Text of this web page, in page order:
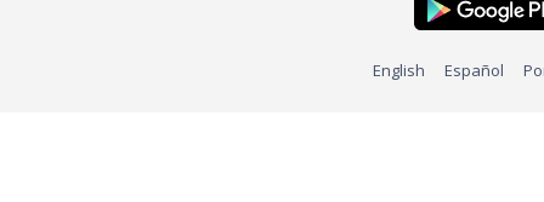
English Español